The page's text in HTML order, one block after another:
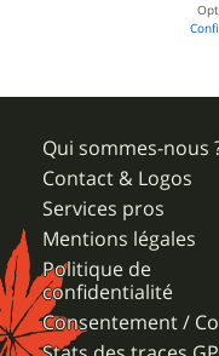
Qui sommes-nous
Contact & Logos
Services pros
Mentions légales
Politique de
confidentialité
Consentement /